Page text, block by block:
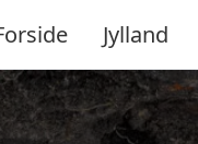
Jylland